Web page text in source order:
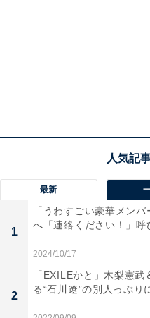
最新
1
「うわすごい豪華メン
へ「連絡ください！」
2024/10/17
2
「EXILEかと」木梨憲
る“石川遼”の別人っぷり